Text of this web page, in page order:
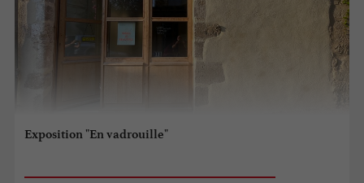
Exposition "En vadrouille"